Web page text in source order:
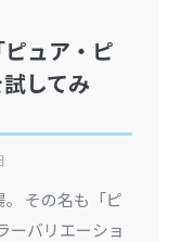
ュア・ピ
してみ
その名も「ピ
ーバリエーショ